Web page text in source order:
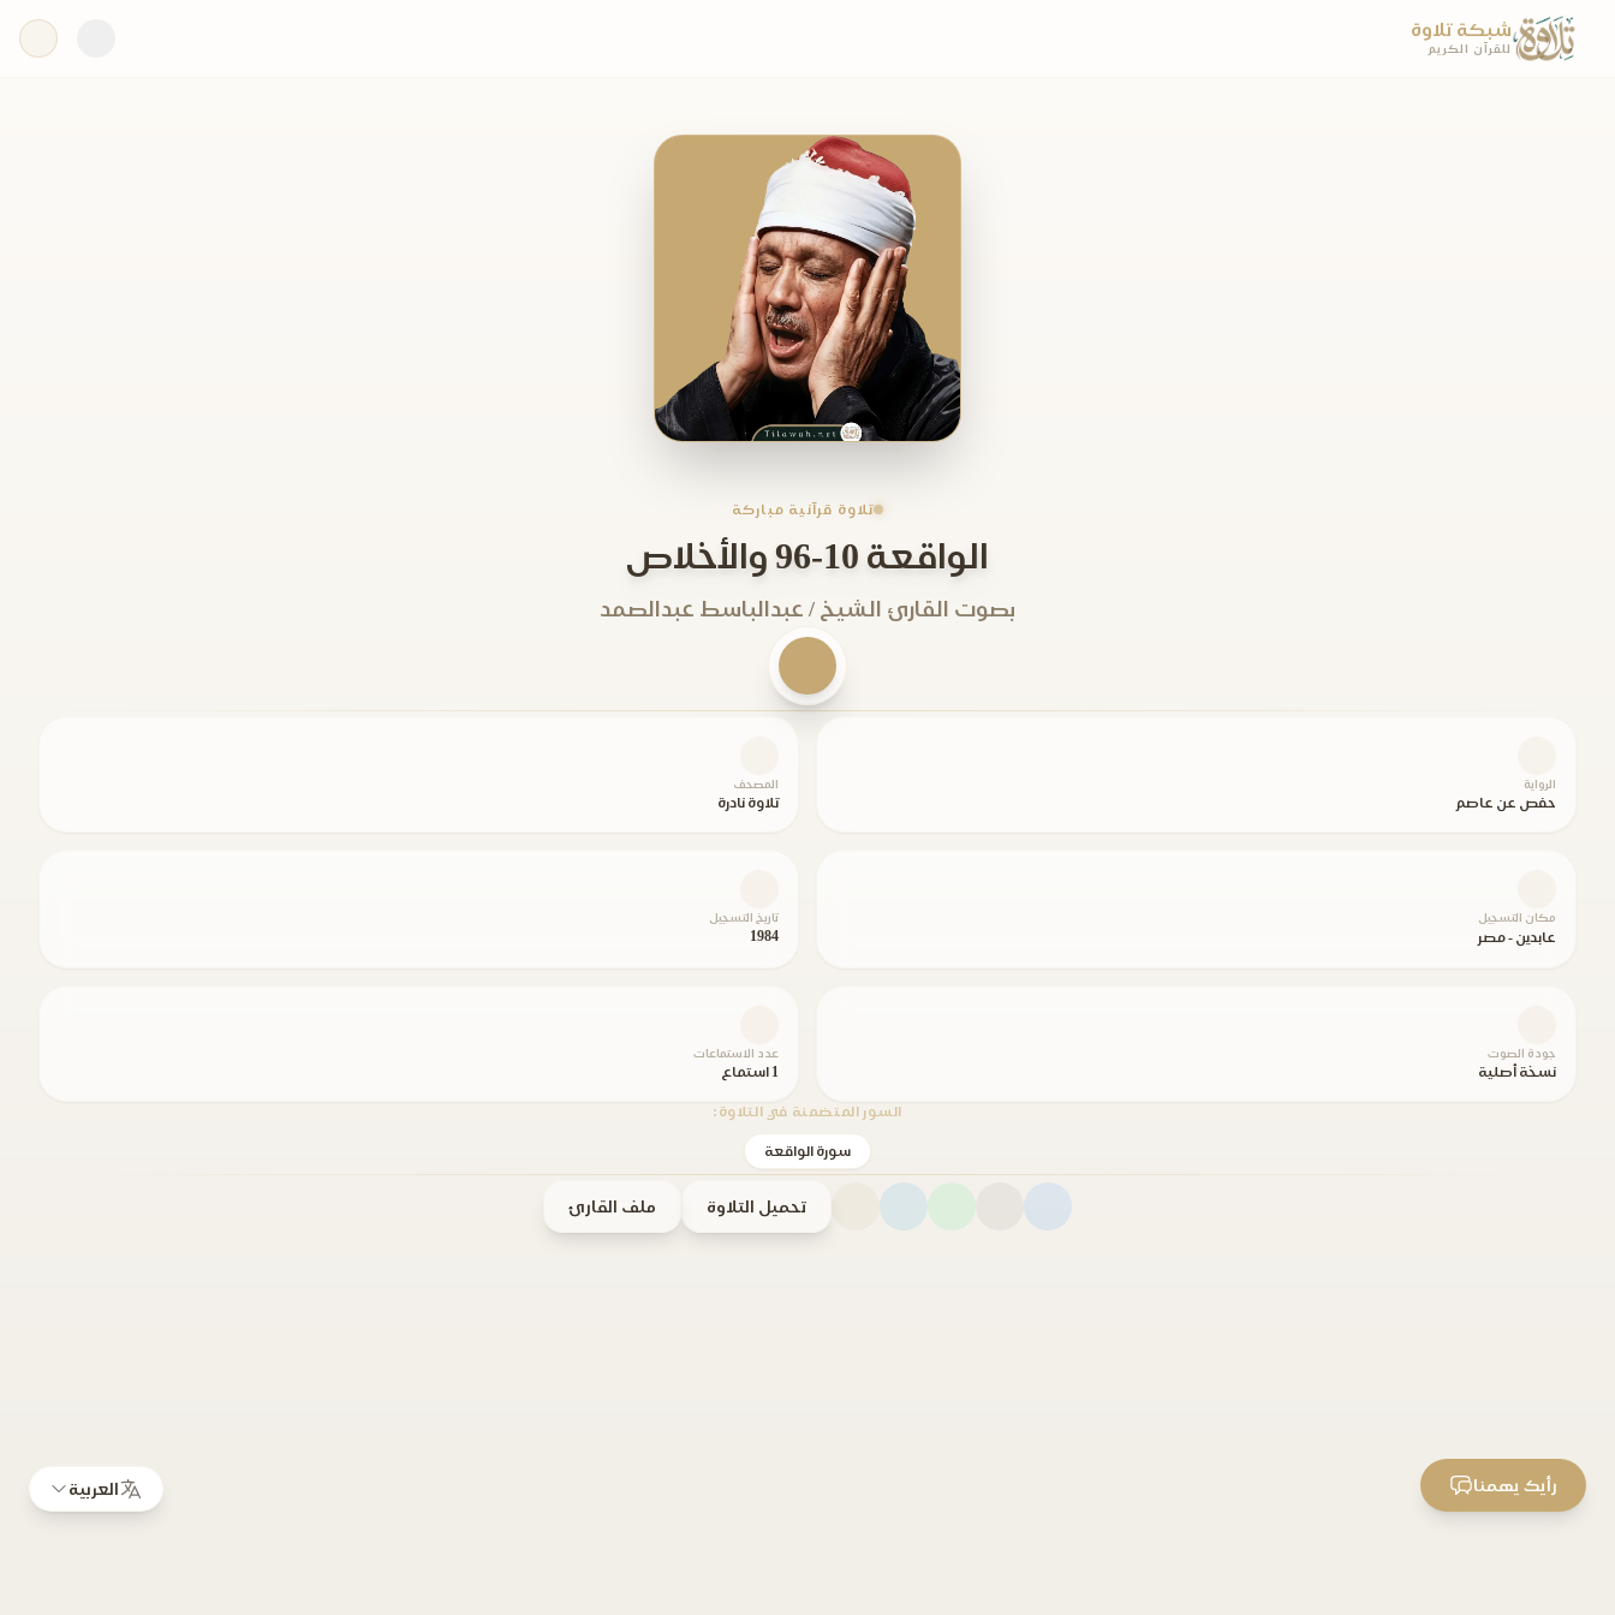
شبكة تلاوة
للقرآن الكريم
تلاوة قرآنية مباركة
الواقعة 10-96 والأخلاص
بصوت القارئ الشيخ / عبدالباسط عبدالصمد
الرواية
حفص عن عاصم
المصحف
تلاوة نادرة
مكان التسجيل
عابدين - مصر
تاريخ التسجيل
1984
جودة الصوت
نسخة أصلية
عدد الاستماعات
1 استماع
السور المتضمنة في التلاوة:
سورة الواقعة
تحميل التلاوة ملف القارئ
العربية رأيك يهمنا